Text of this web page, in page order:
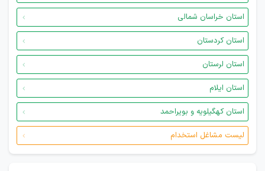
استان خراسان شمالی
استان کردستان
استان لرستان
استان ایلام
استان کهگیلویه و بویراحمد
لیست مشاغل استخدام